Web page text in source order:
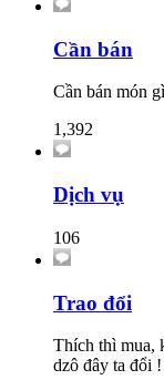
Cần bán
Cần bán món
1,392
Dịch vụ
106
Trao đổi
Thích thì mua,
dzô đây ta đổi !